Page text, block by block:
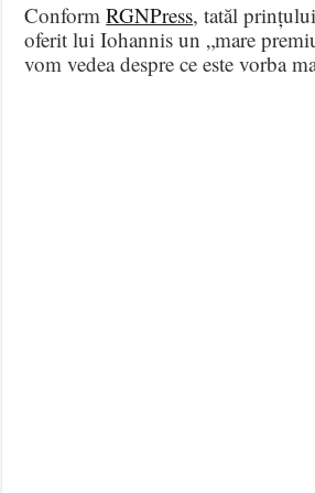
ConformRGNPress, tatăl
oferit lui Iohannis un „mare
vom vedea despre ce este vorba